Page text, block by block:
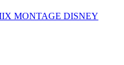
MONTAGE DISNEY